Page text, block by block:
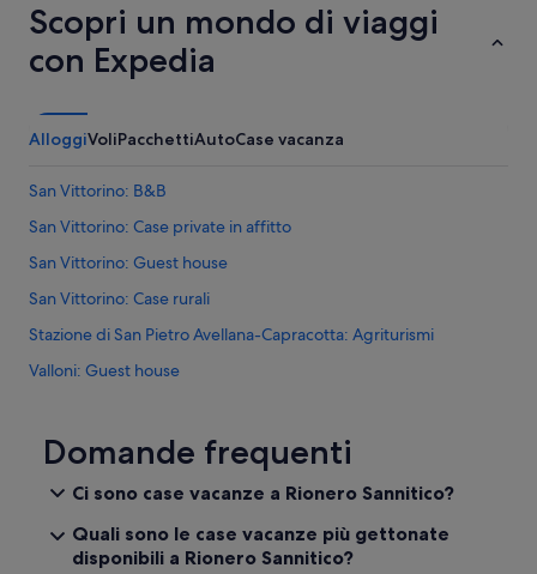
Scopri un mondo di viaggi
con Expedia
AlloggiVoliPacchettiAutoCase vacanza
San Vittorino: B&B
San Vittorino: Case private in affitto
San Vittorino: Guest house
San Vittorino: Case rurali
Stazione di San Pietro Avellana-Capracotta: Agriturismi
Valloni: Guest house
Valloni: Appartamenti
Forlì del Sannio: Case private in affitto
Domande frequenti
Ci sono case vacanze a Rionero Sannitico?
Quali sono le case vacanze più gettonate
disponibili a Rionero Sannitico?